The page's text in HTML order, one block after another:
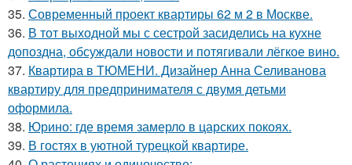
35. Современный проект квартиры 62 м 2 в Москве.
36. В тот выходной мы с сестрой засиделись на кухне
допоздна, обсуждали новости и потягивали лёгкое вино.
37. Квартира в ТЮМЕНИ. Дизайнер Анна Селиванова
квартиру для предпринимателя с двумя детьми
оформила.
38. Юрино: где время замерло в царских покоях.
39. В гостях в уютной турецкой квартире.